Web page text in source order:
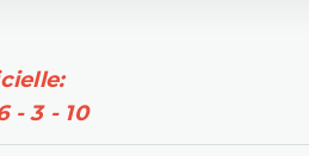
- 3 - 10